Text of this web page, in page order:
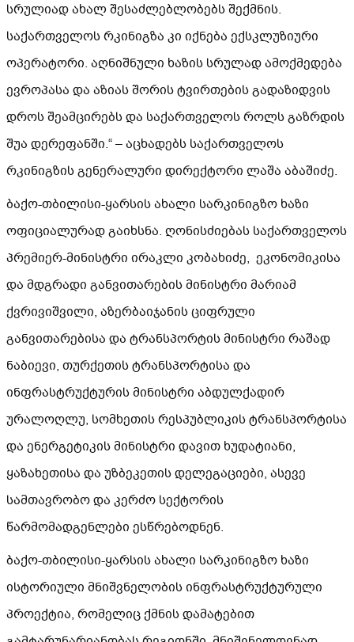
სრულიად ახალ შესაძლებლობებს შექმნის.
საქართველოს რკინიგზა კი იქნება ექსკლუზიური
ოპერატორი. აღნიშნული ხაზის სრულად ამოქმედება
ევროპასა და აზიას შორის ტვირთების გადაზიდვის
დროს შეამცირებს და საქართველოს როლს გაზრდის
შუა დერეფანში.“ – აცხადებს საქართველოს
რკინიგზის გენერალური დირექტორი ლაშა აბაშიძე.
ბაქო-თბილისი-ყარსის ახალი სარკინიგზო ხაზი
ოფიციალურად გაიხსნა. ღონისძიებას საქართველოს
პრემიერ-მინისტრი ირაკლი კობახიძე, ეკონომიკისა
და მდგრადი განვითარების მინისტრი მარიამ
ქვრივიშვილი, აზერბაიჯანის ციფრული
განვითარებისა და ტრანსპორტის მინისტრი რაშად
ნაბიევი, თურქეთის ტრანსპორტისა და
ინფრასტრუქტურის მინისტრი აბდულქადირ
ურალოღლუ, სომხეთის რესპუბლიკის ტრანსპორტისა
და ენერგეტიკის მინისტრი დავით ხუდატიანი,
ყაზახეთისა და უზბეკეთის დელეგაციები, ასევე
სამთავრობო და კერძო სექტორის
წარმომადგენლები ესწრებოდნენ.
ბაქო-თბილისი-ყარსის ახალი სარკინიგზო ხაზი
ისტორიული მნიშვნელობის ინფრასტრუქტურული
პროექტია, რომელიც ქმნის დამატებით